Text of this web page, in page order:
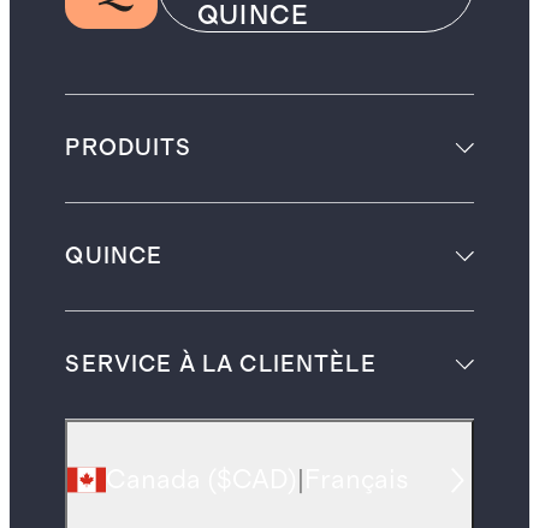
QUINCE
PRODUITS
QUINCE
SERVICE À LA CLIENTÈLE